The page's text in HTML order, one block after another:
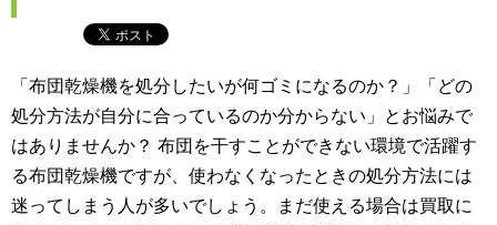
「布団乾燥機を処分したいが何ゴミになるのか？」「どの
処分方法が自分に合っているのか分からない」とお悩みで
はありませんか？ 布団を干すことができない環境で活躍す
る布団乾燥機ですが、使わなくなったときの処分方法には
迷ってしまう人が多いでしょう。まだ使える場合は買取に